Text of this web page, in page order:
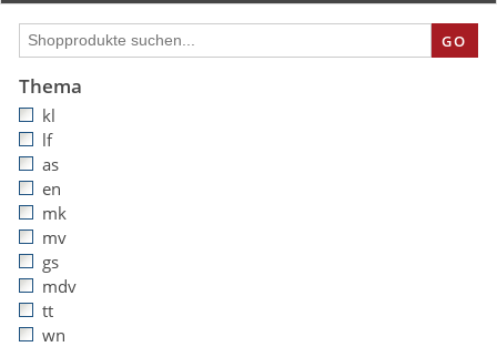
GO
Thema
kl
lf
as
en
mk
mv
gs
mdv
tt
wn